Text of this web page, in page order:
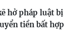
hở pháp luật bị
tiền bất hợp